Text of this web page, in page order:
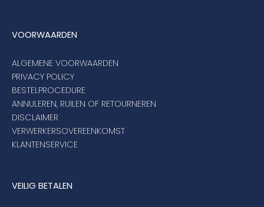
VOORWAARDEN
ALGEMENE VOORWAARDEN
PRIVACY POLICY
BESTELPROCEDURE
ANNULEREN, RUILEN OF RETOURNEREN
DISCLAIMER
VERWERKERSOVEREENKOMST
KLANTENSERVICE
VEILIG BETALEN